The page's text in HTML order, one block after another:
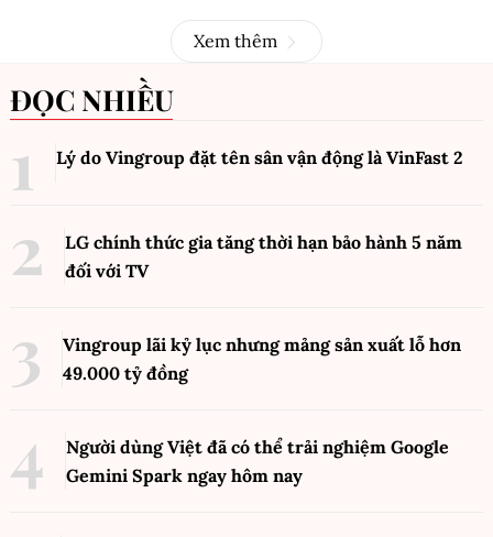
Xem thêm
ĐỌC NHIỀU
Lý do Vingroup đặt tên sân vận động là VinFast 2
LG chính thức gia tăng thời hạn bảo hành 5 năm
đối với TV
Vingroup lãi kỷ lục nhưng mảng sản xuất lỗ hơn
49.000 tỷ đồng
Người dùng Việt đã có thể trải nghiệm Google
Gemini Spark ngay hôm nay